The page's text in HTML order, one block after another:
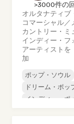
>3000件の
オルタナティブ
コマーシャル／
カントリー・ミ
インディー・フ
アーティストを
加
ポップ・ソウル
ドリーム・ポッ
インディー・ポ